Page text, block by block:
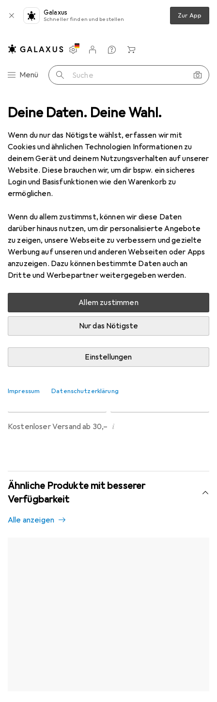
Deine Daten. Deine Wahl.
Wenn du nur das Nötigste wählst, erfassen wir mit
Cookies und ähnlichen Technologien Informationen zu
deinem Gerät und deinem Nutzungsverhalten auf unserer
Website. Diese brauchen wir, um dir bspw. ein sicheres
Login und Basisfunktionen wie den Warenkorb zu
ermöglichen.
Wenn du allem zustimmst, können wir diese Daten
darüber hinaus nutzen, um dir personalisierte Angebote
zu zeigen, unsere Webseite zu verbessern und gezielte
Werbung auf unseren und anderen Webseiten oder Apps
anzuzeigen. Dazu können bestimmte Daten auch an
Dritte und Werbepartner weitergegeben werden.
Allem zustimmen
Nur das Nötigste
Einstellungen
Impressum Datenschutzerklärung
Galaxus
Schneller finden und bestellen Zur App
Navigation nach Kategorien
Menü Suche
Einstellungen
Kundenkonto
Vergleichslisten
Merklisten
Warenkorb
Zubehör Schulbedarf Buchfolie Idena Buchfolie Eco
10 Bilder
IdenaBuchfolie Eco
Preis in EUR inkl. MwSt.
EUR
6,90
2
Bewertungen Marke
Mehr von Idena
Zwischen Fr, 14.8. und Fr, 21.8. geliefert
Mehr als 10 Stück an Lager beim Lieferanten
Benachrichtigen, wenn schneller verfügbar
Lieferort angeben für genaue Lieferzeit
Kostenloser Versand ab 30,– i
Ähnliche Produkte mit besserer
Verfügbarkeit
Alle anzeigen